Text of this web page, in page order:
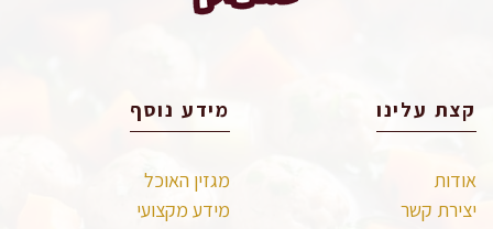
קצת עלינו
אודות
יצירת קשר
מידע נוסף
מגזין האוכל
מידע מקצועי